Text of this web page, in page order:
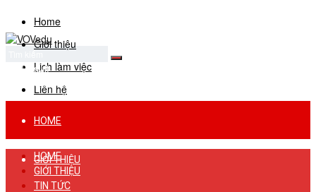
Home
Giới thiệu
Lịch làm việc
Liên hệ
No Result
View All Result
HOME
GIỚI THIỆU
HOME
GIỚI THIỆU
TIN TỨC